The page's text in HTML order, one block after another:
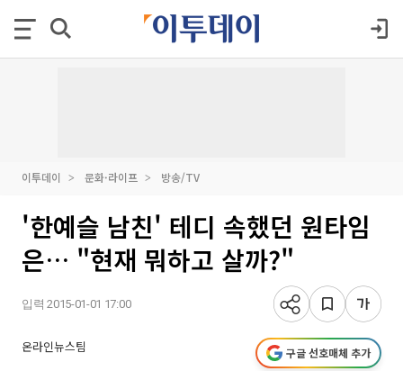
이투데이 문화·라이프 방송/TV
'한예슬 남친' 테디 속했던 원타임
은… "현재 뭐하고 살까?"
입력 2015-01-01 17:00
온라인뉴스팀 구글 선호매체 추가